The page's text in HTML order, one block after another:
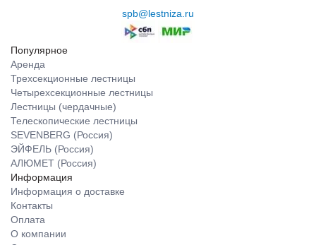
spb@lestniza.ru
Популярное
Аренда
Трехсекционные лестницы
Четырехсекционные лестницы
Лестницы (чердачные)
Телескопические лестницы
SEVENBERG (Россия)
ЭЙФЕЛЬ (Россия)
АЛЮМЕТ (Россия)
Информация
Информация о доставке
Контакты
Оплата
О компании